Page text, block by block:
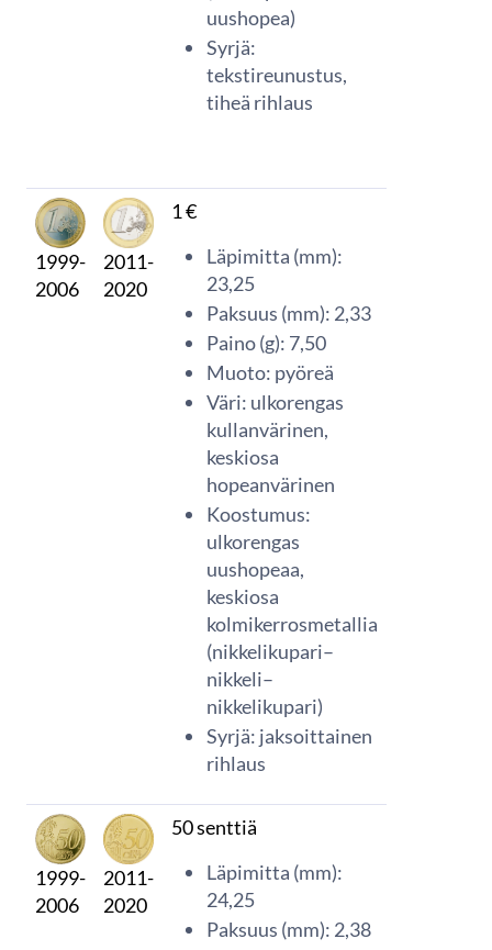
uushopea)
Syrjä:
tekstireunustus,
tiheä rihlaus
1999-
2006
2011-
2020
1 €
Läpimitta (mm):
23,25
Paksuus (mm): 2,33
Paino (g): 7,50
Muoto: pyöreä
Väri: ulkorengas
kullanvärinen,
keskiosa
hopeanvärinen
Koostumus:
ulkorengas
uushopeaa,
keskiosa
kolmikerrosmetallia
(nikkelikupari–
nikkeli–
nikkelikupari)
Syrjä: jaksoittainen
rihlaus
1999-
2006
2011-
2020
50 senttiä
Läpimitta (mm):
24,25
Paksuus (mm): 2,38